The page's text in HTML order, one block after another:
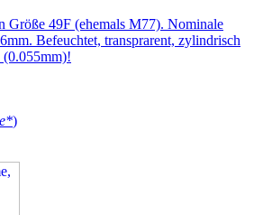
49F (ehemals M77). Nominale
Befeuchtet, transprarent, zylindrisch
(0.055mm)!
)